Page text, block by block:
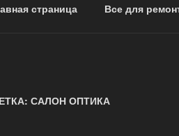
страница Все для
САЛОН ОПТИКА